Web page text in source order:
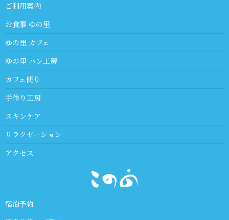
ご利用案内
お食事 ゆの里
ゆの里 カフェ
ゆの里 パン工房
カフェ便り
手作り工房
スキンケア
リラクゼーション
アクセス
宿泊予約